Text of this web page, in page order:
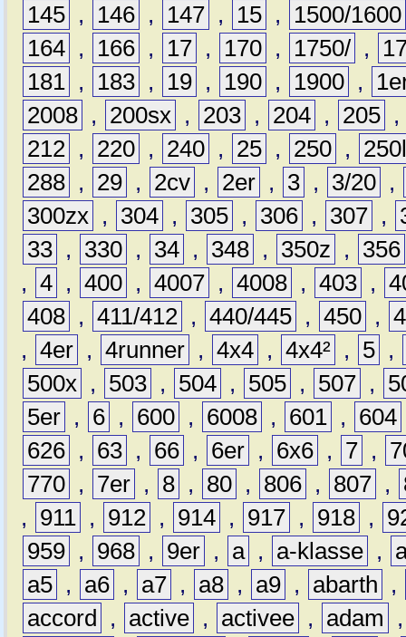
145 , 146 , 147 , 15 ,
1500/1600
164 , 166 , 17 , 170 , 1750/ ,
181 , 183 , 19 , 190 , 1900 ,
2008 , 200sx , 203 , 204 , 205 ,
212 , 220 , 240 , 25 , 250 ,
288 , 29 , 2cv , 2er , 3 , 3/20 ,
300zx , 304 , 305 , 306 , 307 ,
33 , 330 , 34 , 348 , 350z ,
356
, 4 , 400 , 4007 , 4008 , 403 ,
408 , 411/412 , 440/445 , 450 ,
, 4er , 4runner , 4x4 , 4x4² , 5 ,
500x , 503 , 504 , 505 , 507 ,
5er , 6 , 600 , 6008 , 601 , 604
626 , 63 , 66 , 6er , 6x6 , 7 ,
770 , 7er , 8 , 80 , 806 , 807 ,
,
911 , 912 , 914 , 917 , 918 ,
959 , 968 , 9er , a , a-klasse ,
a5 , a6 , a7 , a8 , a9 , abarth
,
accord
, active , activee , adam